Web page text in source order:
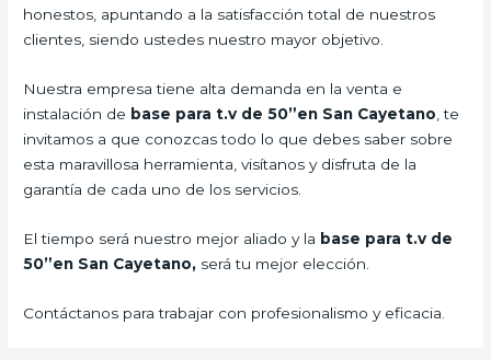
honestos, apuntando a la satisfacción total de nuestros
clientes, siendo ustedes nuestro mayor objetivo.
Nuestra empresa tiene alta demanda en la venta e
instalación de base para t.v de 50”en San Cayetano , te
invitamos a que conozcas todo lo que debes saber sobre
esta maravillosa herramienta, visítanos y disfruta de la
garantía de cada uno de los servicios.
El tiempo será nuestro mejor aliado y la base para t.v de
50”en San Cayetano, será tu mejor elección.
Contáctanos para trabajar con profesionalismo y eficacia.